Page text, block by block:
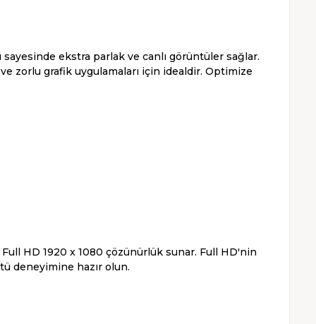
ekstra parlak ve canlı görüntüler sağlar.
zorlu grafik uygulamaları için idealdir. Optimize
HD 1920 x 1080 çözünürlük sunar. Full HD'nin
deneyimine hazır olun.